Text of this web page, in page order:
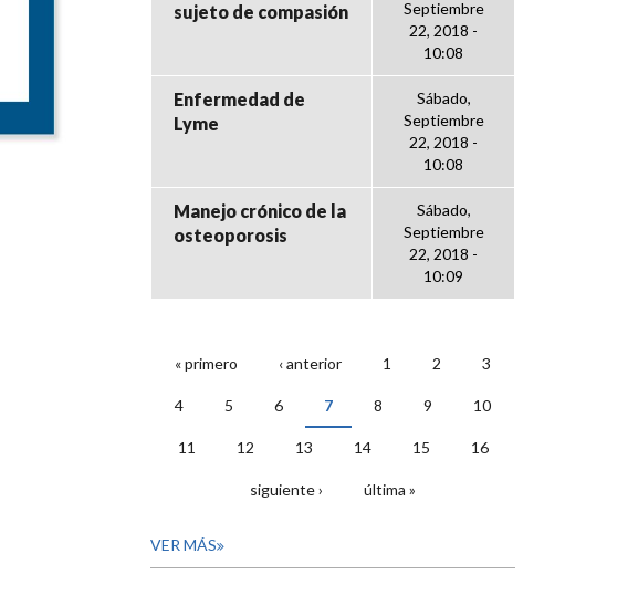
sujeto de compasión
Septiembre
22, 2018 -
10:08
Enfermedad de
Lyme
Sábado,
Septiembre
22, 2018 -
10:08
Manejo crónico de la
osteoporosis
Sábado,
Septiembre
22, 2018 -
10:09
PÁGINAS
« primero ‹ anterior 1 2 3
4 5 6 7 8 9 10
11 12 13 14 15 16
siguiente › última »
VER MÁS